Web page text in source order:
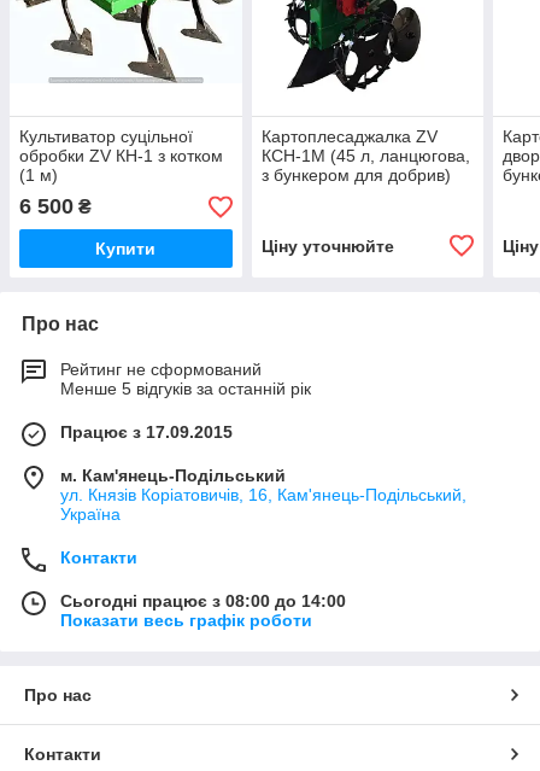
Культиватор суцільної
обробки ZV КН-1 з котком
(1 м)
6 500 ₴
Купити
Картоплесаджалка ZV
КСН-1М (45 л, ланцюгова,
з бункером для добрив)
Ціну уточнюйте
Про нас
Рейтинг не сформований
Менше 5 відгуків за останній рік
Працює з 17.09.2015
м. Кам'янець-Подільський
ул. Князів Коріатовичів, 16, Кам'янець-Подільський,
Україна
Контакти
Сьогодні працює з 08:00 до 14:00
Показати весь графік роботи
Про нас
Контакти